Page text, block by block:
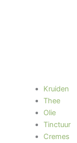
Kruiden
Thee
Olie
Tinctuur
Cremes